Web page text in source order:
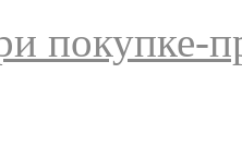
покупке-